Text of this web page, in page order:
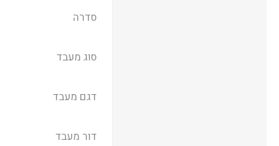
סדרה
סוג מעבד
דגם מעבד
דור מעבד